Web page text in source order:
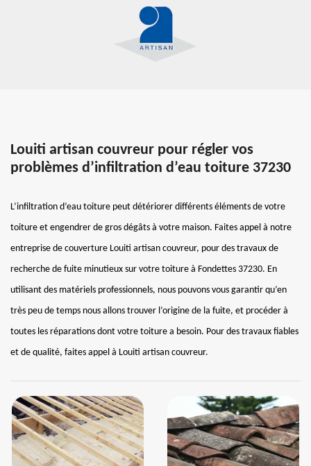
Louiti artisan couvreur pour régler vos
problèmes d’infiltration d’eau toiture 37230
L’infiltration d’eau toiture peut détériorer différents éléments de votre
toiture et engendrer de gros dégâts à votre maison. Faites appel à notre
entreprise de couverture Louiti artisan couvreur, pour des travaux de
recherche de fuite minutieux sur votre toiture à Fondettes 37230. En
utilisant des matériels professionnels, nous pouvons vous garantir qu’en
très peu de temps nous allons trouver l’origine de la fuite, et procéder à
toutes les réparations dont votre toiture a besoin. Pour des travaux fiables
et de qualité, faites appel à Louiti artisan couvreur.